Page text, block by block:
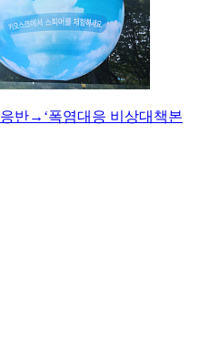
반→‘폭염대응 비상대책본